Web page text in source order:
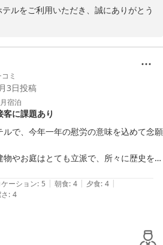
るのも良しである。
いたが、貸切だったのでゆっくり落ち着い
結婚記念日と妻の誕生日のお祝いとして感
ンルームで海や竹島を眺めながら洋食を頂
で、給事される方のサービスと笑顔には癒
非、スイートルームでの宿泊と六角堂で
ルをご利用いただき、誠にありがとう
様のお誕生日という大切な機会に、当
りがとうございます。
せいただき重ねて御礼申し上げます。
品、エレベーターやエントランスなど
趣をお楽しみ頂けたとのお言葉、大変
いても温かいご評価をいただき、励み
ご満足いただけたご様子に、調理スタ
大変喜んでおります。
し頂けた事、シェフの調理や給仕の物
より感謝申し上げます。
ただけたようで何よりでございます。
ミ
3日投稿
宿泊
に課題あり
で、今年一年の慰労の意味を込めて念願
やお庭はとても立派で、所々に歴史を感
や歴史といったものだけはどんなにお金
く、新しいホテルにはない趣を楽しみま
に臨む景観は抜群で、蒲郡駅からのアク
用者には大変助かりました。
すが広さ的にも設備的にも中の上のビジ
、例えば隣の部屋のトイレの音が響くのは
ケーション: 5 | 朝食: 4 | 夕食: 4 |
: 4